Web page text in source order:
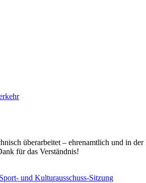
überarbeitet – ehrenamtlich und in
für das Verständnis!
und Kulturausschuss-Sitzung